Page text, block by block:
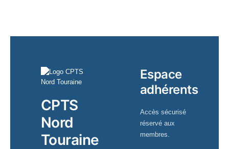
CPTS
Nord
Touraine
Espace
adhérents
Accès sécurisé
réservé aux
membres.